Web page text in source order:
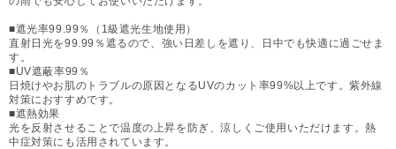
■遮光率99.99％（1級遮光生地使用）
直射日光を99.99％遮るので、強い日差しを遮り、日中でも快適に過ごせま
す。
■UV遮蔽率99％
日焼けやお肌のトラブルの原因となるUVのカット率99%以上です。紫外線
対策におすすめです。
■遮熱効果
光を反射させることで温度の上昇を防ぎ、涼しくご使用いただけます。熱
中症対策にも活用されています。